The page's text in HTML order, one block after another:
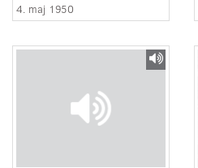
4. maj 1950